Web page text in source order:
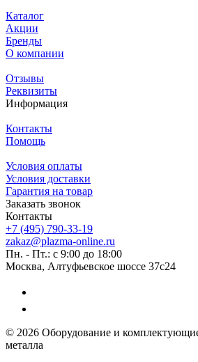
Каталог
Акции
Бренды
О компании
Отзывы
Реквизиты
Информация
Контакты
Помощь
Условия оплаты
Условия доставки
Гарантия на товар
Заказать звонок
Контакты
+7 (495) 790-33-19
zakaz@plazma-online.ru
Пн. - Пт.: с 9:00 до 18:00
Москва, Алтуфьевское шоссе 37с24
© 2026 Оборудование и
металла